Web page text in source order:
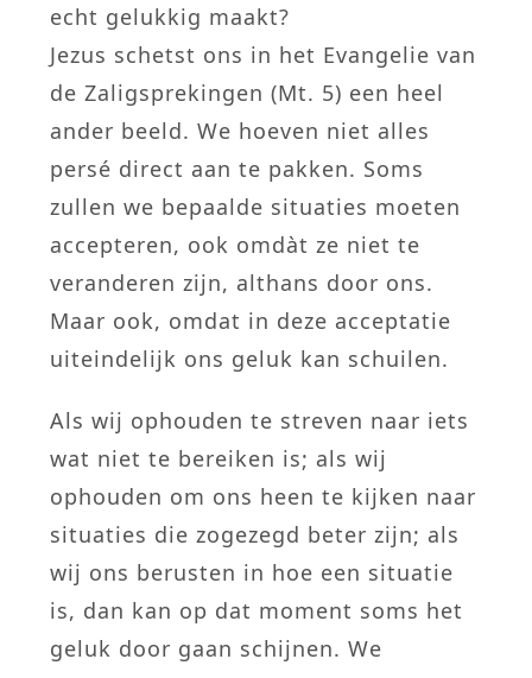
echt gelukkig maakt?
Jezus schetst ons in het Evangelie van
de Zaligsprekingen (Mt. 5) een heel
ander beeld. We hoeven niet alles
persé direct aan te pakken. Soms
zullen we bepaalde situaties moeten
accepteren, ook omdàt ze niet te
veranderen zijn, althans door ons.
Maar ook, omdat in deze acceptatie
uiteindelijk ons geluk kan schuilen.
Als wij ophouden te streven naar iets
wat niet te bereiken is; als wij
ophouden om ons heen te kijken naar
situaties die zogezegd beter zijn; als
wij ons berusten in hoe een situatie
is, dan kan op dat moment soms het
geluk door gaan schijnen. We